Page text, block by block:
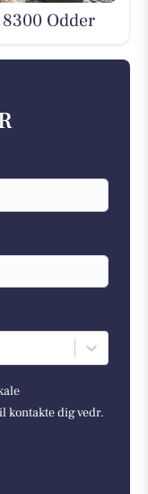
Odder
kontakte dig vedr.